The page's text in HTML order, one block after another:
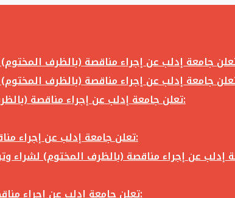
تعلن جامعة إدلب عن إجراء مناقصة (بالظرف المختوم) لأعمال تجهيز مخبر الدراسات العليا في كلية العلوم في جامعة ادلب وفق الآتي:
تعلن جامعة إدلب عن إجراء مناقصة (بالظرف المختوم) لشراء وتوريد أثاث مكاتب لزوم مكاتب وقاعات جامعة إدلب وفق الآتي:
تعلن جامعة إدلب عن إجراء مناقصة (بالظرف المختوم) لأعمال بناء طابق في مبنى رئاسة الجامعة في جامعة ادلب وفق الآتي: